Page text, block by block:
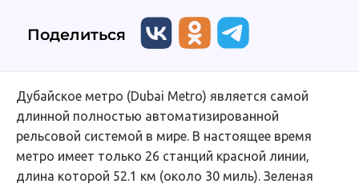
Поделиться
Дубайское метро (Dubai Metro) является самой
длинной полностью автоматизированной
рельсовой системой в мире. В настоящее время
метро имеет только 26 станций красной линии,
длина которой 52.1 км (около 30 миль). Зеленая